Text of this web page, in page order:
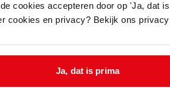
cookies accepteren door op 'Ja, dat
cookies en privacy? Bekijk ons
Ja, dat is prima